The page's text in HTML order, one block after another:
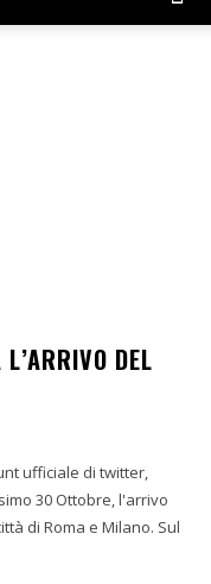
DEL
ufficiale di twitter,
30 Ottobre, l'arrivo
Roma e Milano. Sul